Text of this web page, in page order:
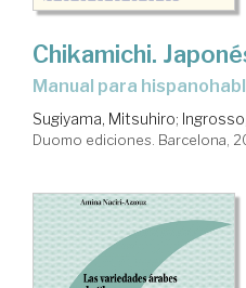
Chikamichi.
Manual para
Sugiyama, Mitsuhiro;
Duomo ediciones. Barcelona,